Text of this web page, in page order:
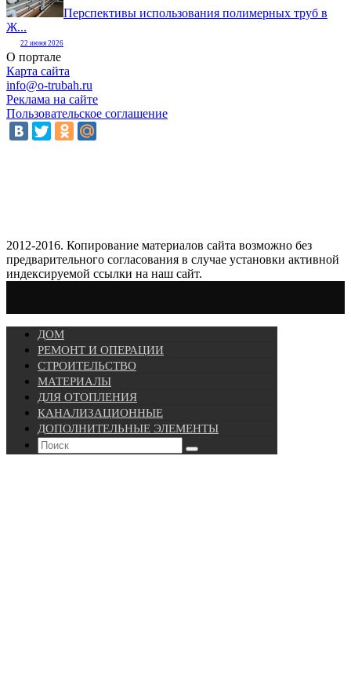
Перспективы использования полимерных труб в
Ж...
22 июня 2026
О портале
Карта сайта
info@o-trubah.ru
Реклама на сайте
Пользовательское соглашение
2012-2016. Копирование материалов сайта возможно без
предварительного согласования в случае установки активной
индексируемой ссылки на наш сайт.
ДОМ
РЕМОНТ И ОПЕРАЦИИ
СТРОИТЕЛЬСТВО
МАТЕРИАЛЫ
ДЛЯ ОТОПЛЕНИЯ
КАНАЛИЗАЦИОННЫЕ
ДОПОЛНИТЕЛЬНЫЕ ЭЛЕМЕНТЫ